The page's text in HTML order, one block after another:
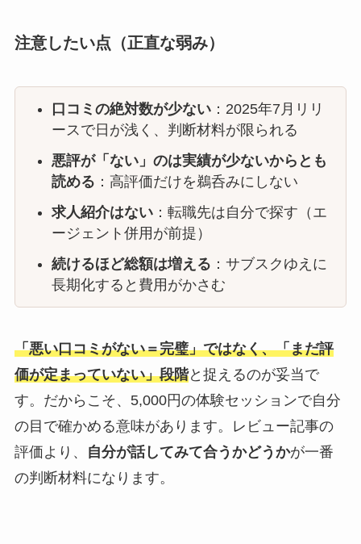
注意したい点（正直な弱み）
口コミの絶対数が少ない：2025年7月リリ
ースで日が浅く、判断材料が限られる
悪評が「ない」のは実績が少ないからとも
読める ：高評価だけを鵜呑みにしない
求人紹介はない：転職先は自分で探す（エ
ージェント併用が前提）
続けるほど総額は増える ：サブスクゆえに
長期化すると費用がかさむ
「悪い口コミがない＝完璧」ではなく、「まだ評
価が定まっていない」段階と捉えるのが妥当で
す。だからこそ、5,000円の体験セッションで自分
の目で確かめる意味があります。レビュー記事の
評価より、
自分が話してみて合うかどうかが一番
の判断材料になります。